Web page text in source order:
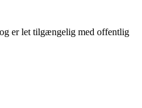
er let tilgængelig med offentlig